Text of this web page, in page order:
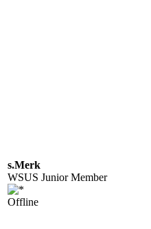
s.Merk
WSUS Junior Member
Offline